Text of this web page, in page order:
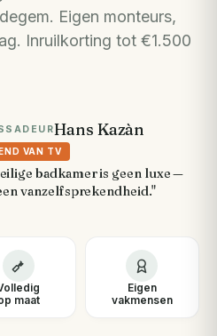
Eigen monteurs,
Inruilkorting tot €1.500
Hans Kazàn
VAN TV
badkamer is geen luxe —
vanzelfsprekendheid."
maat
Eigen
vakmensen